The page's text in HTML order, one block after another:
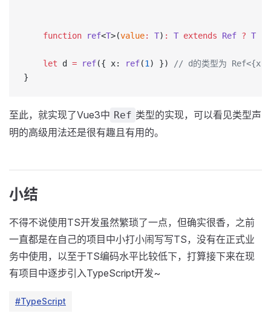
    function
ref<T>(value: T) : T extends Ref ? T
    let
d = ref({ x: ref(1 ) })
// d的类型为 Ref<{x:
}
至此，就实现了Vue3中 Ref 类型的实现，可以看见类型声
明的高级用法还是很有趣且有用的。
小结
不得不说使用TS开发虽然繁琐了一点，但确实很香，之前
一直都是在自己的项目中小打小闹写写TS，没有在正式业
务中使用，以至于TS编码水平比较低下，打算接下来在现
有项目中逐步引入TypeScript开发~
#TypeScript